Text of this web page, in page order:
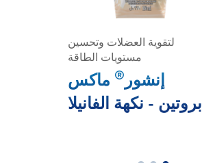
لتقوية العضلات وتحسين
مستويات الطاقة
إنشور ® ماكس
بروتين - نكهة الفانيلا